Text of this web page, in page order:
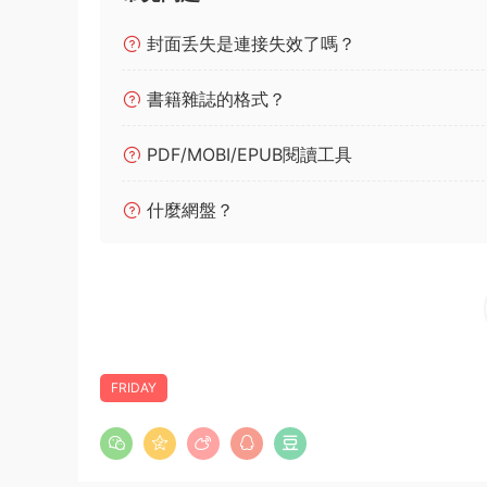
封面丢失是連接失效了嗎？
書籍雜誌的格式？
PDF/MOBI/EPUB閱讀工具
什麼網盤？
FRIDAY